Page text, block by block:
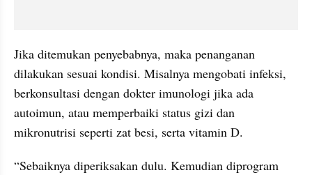
Jika ditemukan penyebabnya, maka penanganan
dilakukan sesuai kondisi. Misalnya mengobati infeksi,
berkonsultasi dengan dokter imunologi jika ada
autoimun, atau memperbaiki status gizi dan
mikronutrisi seperti zat besi, serta vitamin D.
“Sebaiknya diperiksakan dulu. Kemudian diprogram